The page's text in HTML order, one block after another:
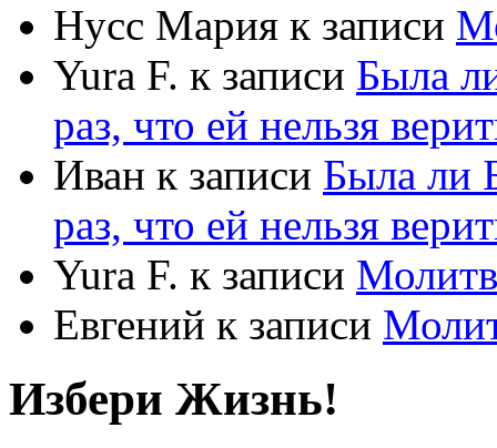
Нусс Мария к записи
Yura F. к записи Была
раз, что ей нельзя
Иван к записи Была ли
раз, что ей нельзя
Yura F. к записи
Евгений к записи
Избери Жизнь!